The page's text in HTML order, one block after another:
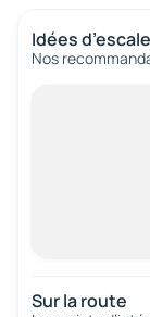
Idées
Nos
Sur la route